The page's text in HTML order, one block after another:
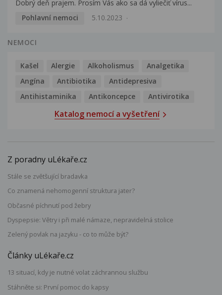
Dobrý deň prajem. Prosím Vás ako sa dá vyliečiť vírus...
Pohlavní nemoci
5.10.2023
NEMOCI
Kašel Alergie Alkoholismus
Analgetika
Angína
Antibiotika
Antidepresiva
Antihistaminika
Antikoncepce Antivirotika
Katalog nemocí a vyšetření
Z poradny uLékaře.cz
Stále se zvětšující bradavka
Co znamená nehomogenní struktura jater?
Občasné píchnutí pod žebry
Dyspepsie: Větry i při malé námaze, nepravidelná stolice
Zelený povlak na jazyku - co to může být?
Články uLékaře.cz
13 situací, kdy je nutné volat záchrannou službu
Stáhněte si: První pomoc do kapsy